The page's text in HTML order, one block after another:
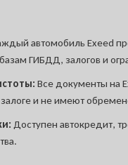
автомобиль Exeed
ГИБДД, залогов и
Все документы на
и не имеют
Доступен автокредит,